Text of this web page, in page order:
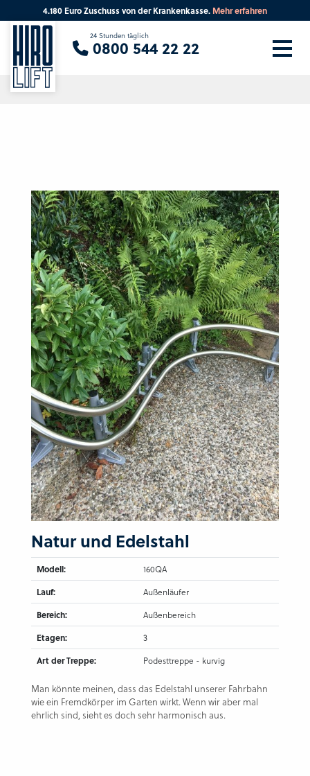
Natur und Edelstahl
Modell:
160QA
Lauf:
Außenläufer
Bereich:
Außenbereich
Etagen:
3
Art der Treppe:
Podesttreppe - kurvig
Man könnte meinen, dass das Edelstahl unserer Fahrbahn
wie ein Fremdkörper im Garten wirkt. Wenn wir aber mal
ehrlich sind, sieht es doch sehr harmonisch aus.
4.180 Euro Zuschuss von der Krankenkasse. Mehr erfahren
24 Stunden täglich
0800 544 22 22
Sie suchen eine Beratung vor Ort?
Ihre PLZ Beratung